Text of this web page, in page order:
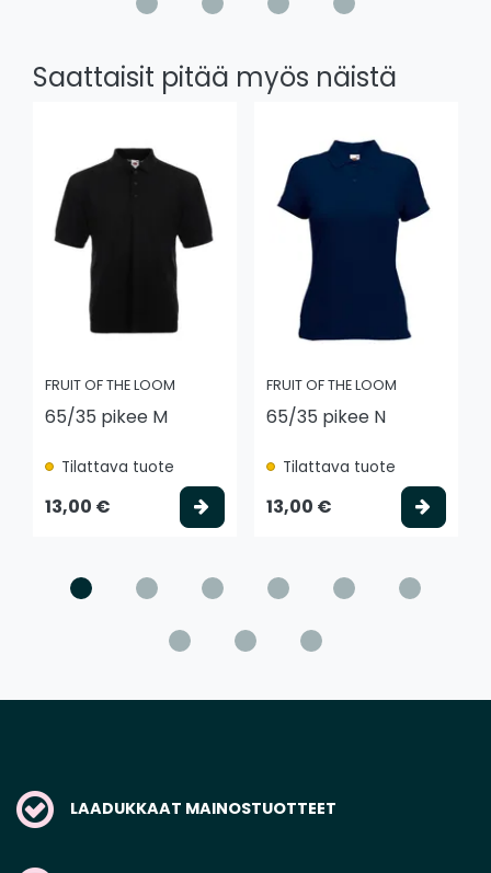
Saattaisit pitää myös näistä
FRUIT OF THE LOOM
65/35 pikee M
Tilattava tuote
13,00 € Valitse vaihtoehto
FRUIT OF THE LOOM
65/35 pikee N
Tilattava tuote
13,00 €
LAADUKKAAT MAINOSTUOTTEET